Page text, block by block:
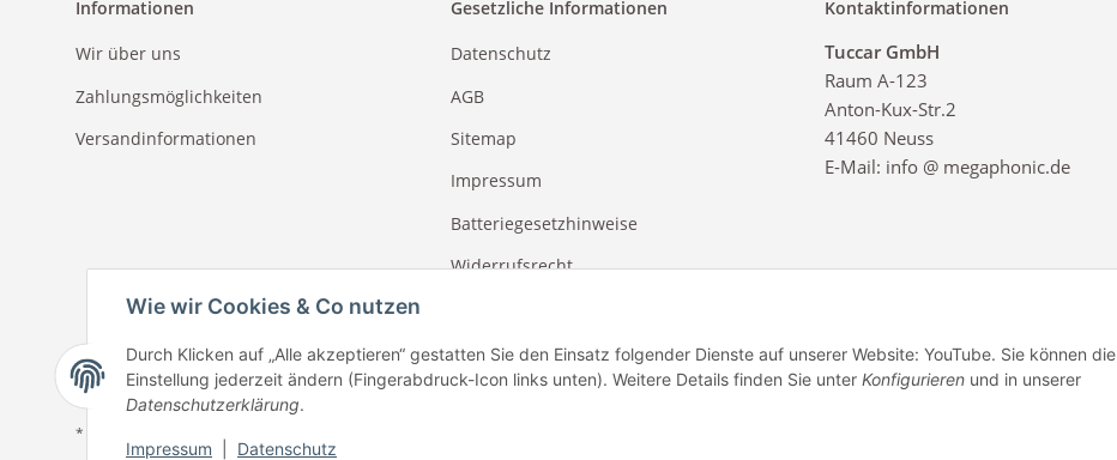
Informationen
Wir über uns
Zahlungsmöglichkeiten
Versandinformationen
Gesetzliche Informationen
Datenschutz
AGB
Sitemap
Impressum
Batteriegesetzhinweise
Widerrufsrecht
Kontaktinformationen
Tuccar GmbH
Raum A-123
Anton-Kux-Str.2
41460 Neuss
E-Mail: info @ megaphonic.de
* Alle Preise inkl. gesetzlicher USt.
Wie wir Cookies & Co nutzen
Durch Klicken auf „Alle akzeptieren“ gestatten Sie den Einsatz folgender Dienste auf unserer Website: YouTube. Sie können die
Einstellung jederzeit ändern (Fingerabdruck-Icon links unten). Weitere Details finden Sie unter Konfigurieren und in unserer
Datenschutzerklärung.
Impressum Datenschutz